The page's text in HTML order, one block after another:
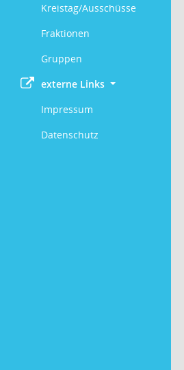
Kreistag/Ausschüsse
Fraktionen
Gruppen
externe Links
Impressum
Datenschutz